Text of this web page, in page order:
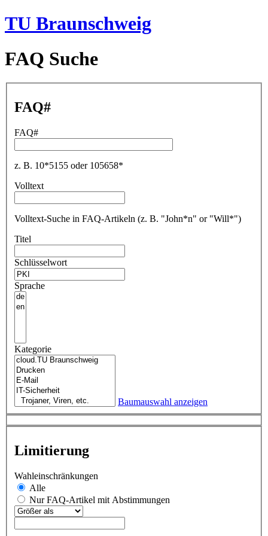
TU Braunschweig
FAQ Suche
FAQ#
FAQ#
z. B. 10*5155 oder 105658*
Volltext
Volltext-Suche in FAQ-Artikeln (z. B. "John*n" or "Will*")
Titel
Schlüsselwort
Sprache
Kategorie
Baumauswahl anzeigen
Limitierung
Wahleinschränkungen
Alle
Nur FAQ-Artikel mit Abstimmungen